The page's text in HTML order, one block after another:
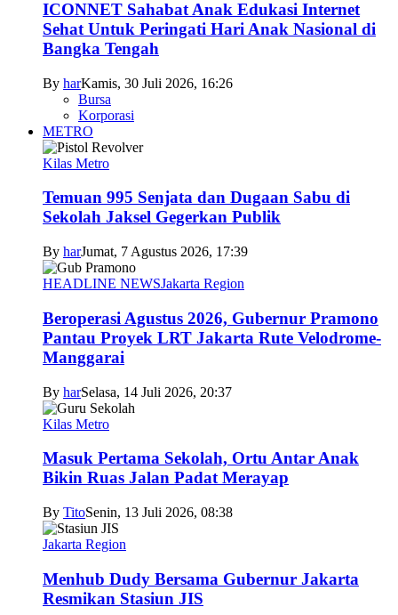
ICONNET Sahabat Anak Edukasi Internet
Sehat Untuk Peringati Hari Anak Nasional di
Bangka Tengah
By harKamis, 30 Juli 2026, 16:26
Bursa
Korporasi
METRO
Kilas Metro
Temuan 995 Senjata dan Dugaan Sabu di
Sekolah Jaksel Gegerkan Publik
By harJumat, 7 Agustus 2026, 17:39
HEADLINE NEWSJakarta Region
Beroperasi Agustus 2026, Gubernur Pramono
Pantau Proyek LRT Jakarta Rute Velodrome-
Manggarai
By harSelasa, 14 Juli 2026, 20:37
Kilas Metro
Masuk Pertama Sekolah, Ortu Antar Anak
Bikin Ruas Jalan Padat Merayap
By TitoSenin, 13 Juli 2026, 08:38
Jakarta Region
Menhub Dudy Bersama Gubernur Jakarta
Resmikan Stasiun JIS